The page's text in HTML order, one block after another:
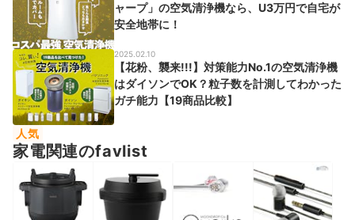
ャープ」の空気清浄機なら、U3万円で自宅が
安全地帯に！
2025.02.10
【花粉、襲来!!!】対策能力No.1の空気清浄機
はダイソンでOK？粒子数を計測してわかった
ガチ能力【19商品比較】
人気
家電関連のfavlist